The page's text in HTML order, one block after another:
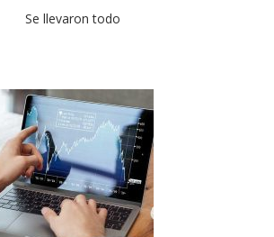
Se llevaron todo